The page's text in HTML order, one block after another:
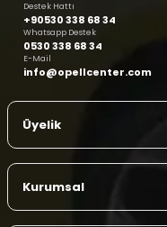
Destek Hattı
+90530 338 68 34
Whatsapp Destek
0530 338 68 34
E-Mail
info@opellcenter.com
Üyelik
Kurumsal